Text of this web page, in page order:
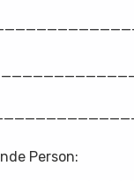
Person: